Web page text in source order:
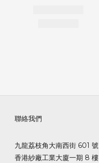
聯絡我們
九龍荔枝角大南西街 601 號
香港紗廠工業大廈一期 8